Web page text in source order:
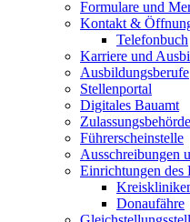
Formulare und
Kontakt &
Telefonbuch
Karriere und
Ausbildungsberufe
Stellenportal
Digitales Bauamt
Zulassungsbehörde
Führerscheinstelle
Ausschreibungen
Einrichtungen des
Donaufähre